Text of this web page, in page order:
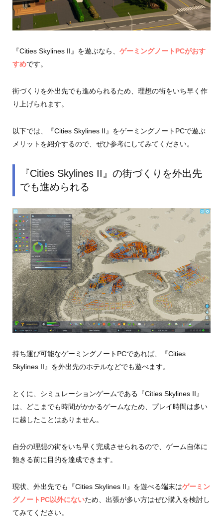
『Cities Skylines II』を遊ぶなら、 ゲーミングノートPCがおす
すめです。
街づくりを外出先でも進められるため、理想の街をいち早く作
り上げられます。
以下では、『Cities Skylines II』をゲーミングノートPCで遊ぶ
メリットを紹介するので、ぜひ参考にしてみてください。
『Cities Skylines II』の街づくりを外出先
でも進められる
持ち運び可能なゲーミングノートPCであれば、『Cities
Skylines II』を外出先のホテルなどでも遊べます。
とくに、シミュレーションゲームである『Cities Skylines II』
は、どこまでも時間がかかるゲームなため、プレイ時間は多い
に越したことはありません。
自分の理想の街をいち早く完成させられるので、ゲーム自体に
飽きる前に目的を達成できます。
現状、外出先でも『Cities Skylines II』を遊べる端末はゲーミン
グノートPC以外にないため、出張が多い方はぜひ購入を検討し
てみてください。